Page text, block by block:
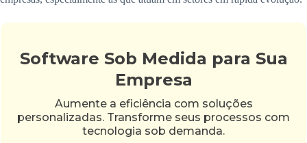
Software Sob Medida para Sua
Empresa
Aumente a eficiência com soluções
personalizadas. Transforme seus processos com
tecnologia sob demanda.